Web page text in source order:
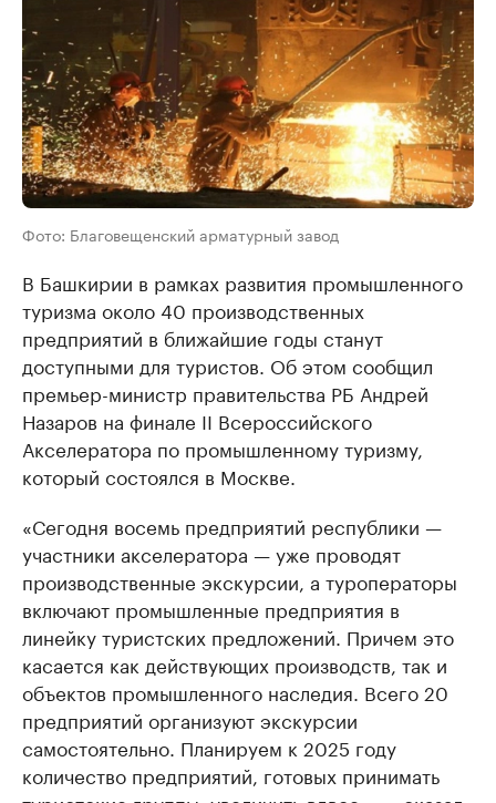
Фото: Благовещенский арматурный завод
В Башкирии в рамках развития промышленного
туризма около 40 производственных
предприятий в ближайшие годы станут
доступными для туристов. Об этом сообщил
премьер-министр правительства РБ Андрей
Назаров на финале II Всероссийского
Акселератора по промышленному туризму,
который состоялся в Москве.
«Сегодня восемь предприятий республики —
участники акселератора — уже проводят
производственные экскурсии, а туроператоры
включают промышленные предприятия в
линейку туристских предложений. Причем это
касается как действующих производств, так и
объектов промышленного наследия. Всего 20
предприятий организуют экскурсии
самостоятельно. Планируем к 2025 году
количество предприятий, готовых принимать